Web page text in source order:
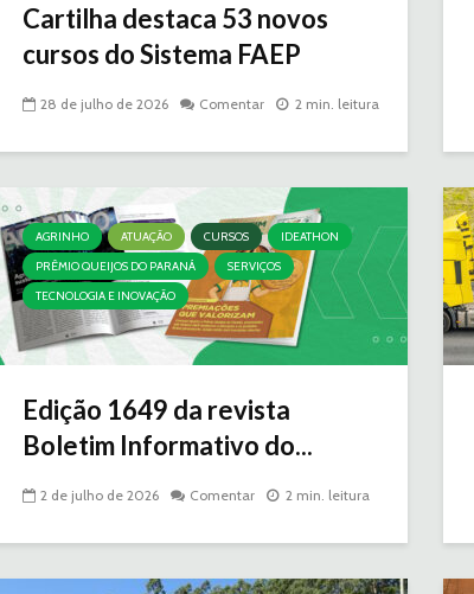
Cartilha destaca 53 novos
cursos do Sistema FAEP
28 de julho de 2026 Comentar 2 min. leitura
AGRINHO ATUAÇÃO CURSOS
IDEATHON
PRÊMIO QUEIJOS DO PARANÁ
SERVIÇOS
TECNOLOGIA E INOVAÇÃO
Edição 1649 da revista
Boletim Informativo do...
2 de julho de 2026 Comentar 2 min. leitura